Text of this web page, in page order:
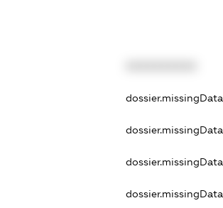
dossier.missingData
dossier.missingData
dossier.missingData
dossier.missingData